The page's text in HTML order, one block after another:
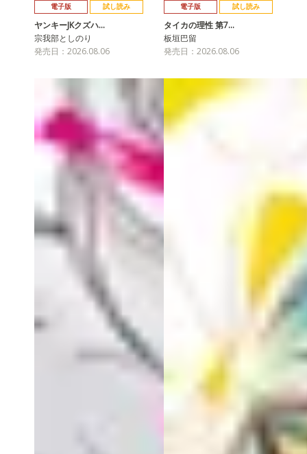
電子版 試し読み
ヤンキーJKクズハ…
宗我部としのり
発売日：2026.08.06
電子版 試し読み
タイカの理性 第7…
板垣巴留
発売日：2026.08.06